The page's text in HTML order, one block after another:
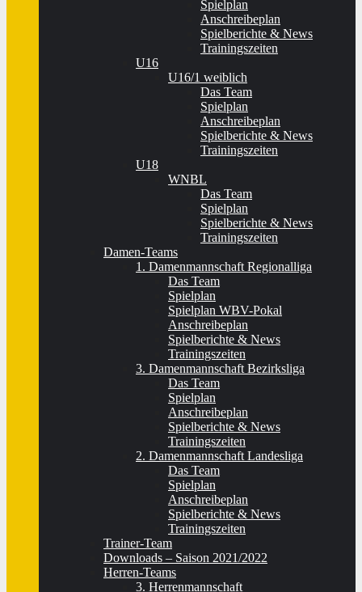
Spielplan
Anschreibeplan
Spielberichte & News
Trainingszeiten
U16
U16/1 weiblich
Das Team
Spielplan
Anschreibeplan
Spielberichte & News
Trainingszeiten
U18
WNBL
Das Team
Spielplan
Spielberichte & News
Trainingszeiten
Damen-Teams
1. Damenmannschaft Regionalliga
Das Team
Spielplan
Spielplan WBV-Pokal
Anschreibeplan
Spielberichte & News
Trainingszeiten
3. Damenmannschaft Bezirksliga
Das Team
Spielplan
Anschreibeplan
Spielberichte & News
Trainingszeiten
2. Damenmannschaft Landesliga
Das Team
Spielplan
Anschreibeplan
Spielberichte & News
Trainingszeiten
Trainer-Team
Downloads – Saison 2021/2022
Herren-Teams
3. Herrenmannschaft